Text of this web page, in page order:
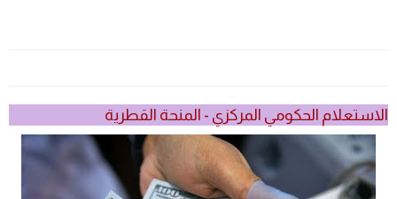
الاستعلام الحكومي المركزي - المنحة القطرية